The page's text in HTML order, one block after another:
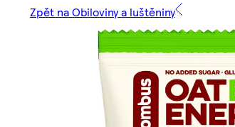
Zpět na Obiloviny a luštěniny